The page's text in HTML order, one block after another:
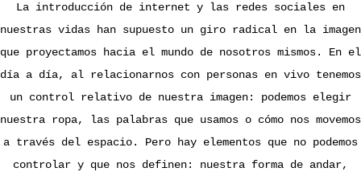
La introducción de internet y las redes sociales en
nuestras vidas han supuesto un giro radical en la imagen
que proyectamos hacia el mundo de nosotros mismos. En el
día a día, al relacionarnos con personas en vivo tenemos
un control relativo de nuestra imagen: podemos elegir
nuestra ropa, las palabras que usamos o cómo nos movemos
a través del espacio. Pero hay elementos que no podemos
controlar y que nos definen: nuestra forma de andar,